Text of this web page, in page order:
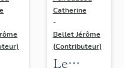
Catherine
-
Bellet Jérôme
(Contributeur)
Le